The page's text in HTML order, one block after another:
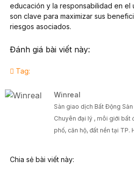
educación y la responsabilidad en el
son clave para maximizar sus
riesgos asociados.
Đánh giá bài viết này:
Tag:
Winreal
Sàn giao dịch Bất Động
Chuyên đại lý , môi giới bất
phố, căn hộ, đất nền tại TP.
Chia sẻ bài viết này: